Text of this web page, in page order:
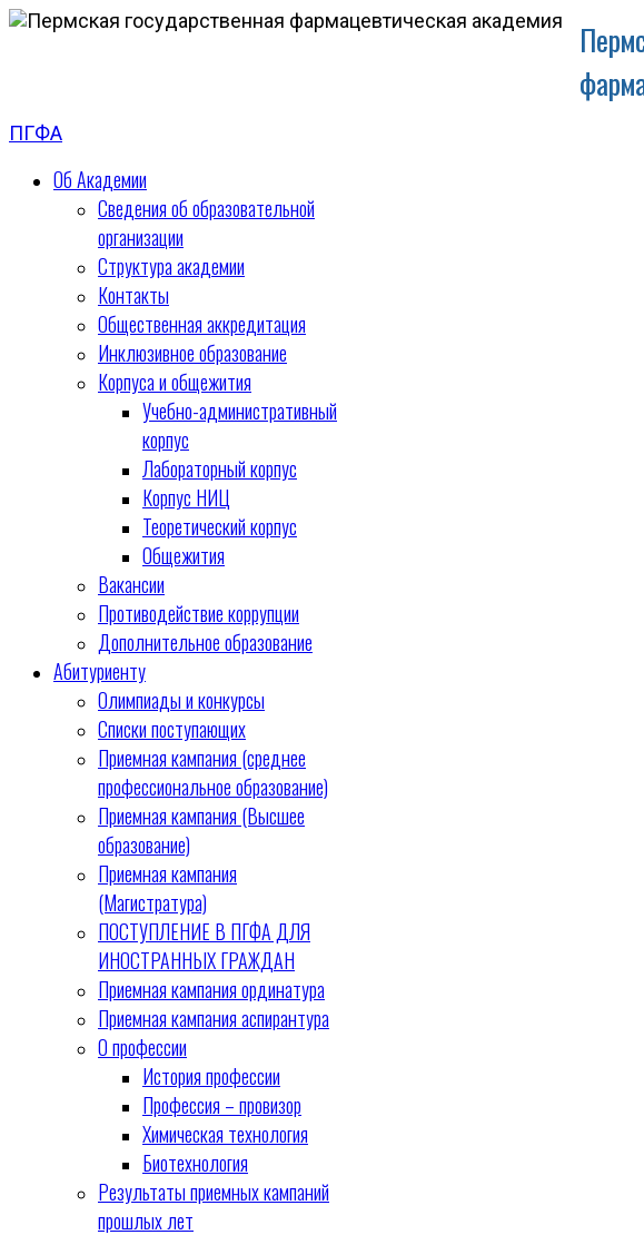
ПГФА
Об Академии
Сведения об образовательной
организации
Структура академии
Контакты
Общественная аккредитация
Инклюзивное образование
Корпуса и общежития
Учебно-административный
корпус
Лабораторный корпус
Корпус НИЦ
Теоретический корпус
Общежития
Вакансии
Противодействие коррупции
Дополнительное образование
Абитуриенту
Олимпиады и конкурсы
Списки поступающих
Приемная кампания (среднее
профессиональное образование)
Приемная кампания (Высшее
образование)
Приемная кампания
(Магистратура)
ПОСТУПЛЕНИЕ В ПГФА ДЛЯ
ИНОСТРАННЫХ ГРАЖДАН
Приемная кампания ординатура
Приемная кампания аспирантура
О профессии
История профессии
Профессия – провизор
Химическая технология
Биотехнология
Результаты приемных кампаний
прошлых лет